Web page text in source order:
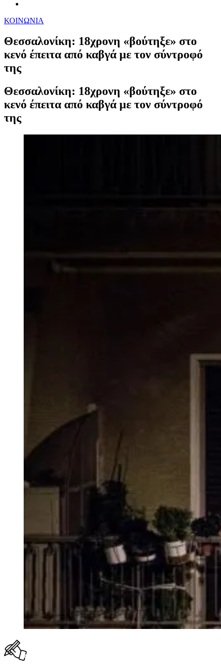
ΚΟΙΝΩΝΙΑ
Θεσσαλονίκη: 18χρονη «βούτηξε» στο
κενό έπειτα από καβγά με τον σύντροφό
της
Θεσσαλονίκη: 18χρονη «βούτηξε» στο
κενό έπειτα από καβγά με τον σύντροφό
της